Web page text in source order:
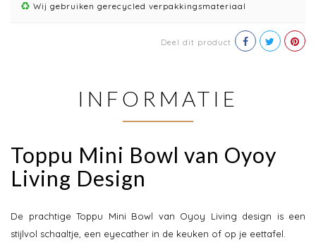
Wij gebruiken gerecycled verpakkingsmateriaal
Deel dit product
INFORMATIE
Toppu Mini Bowl van Oyoy
Living Design
De prachtige Toppu Mini Bowl van Oyoy Living design is een
stijlvol schaaltje, een eyecather in de keuken of op je eettafel.